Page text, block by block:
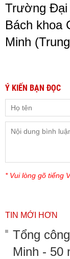
Trường Đại
Bách khoa
Minh
Ý KIẾN BẠN ĐỌC
* Vui lòng gõ tiếng
TIN MỚI HƠN
Tổng
Minh - 50